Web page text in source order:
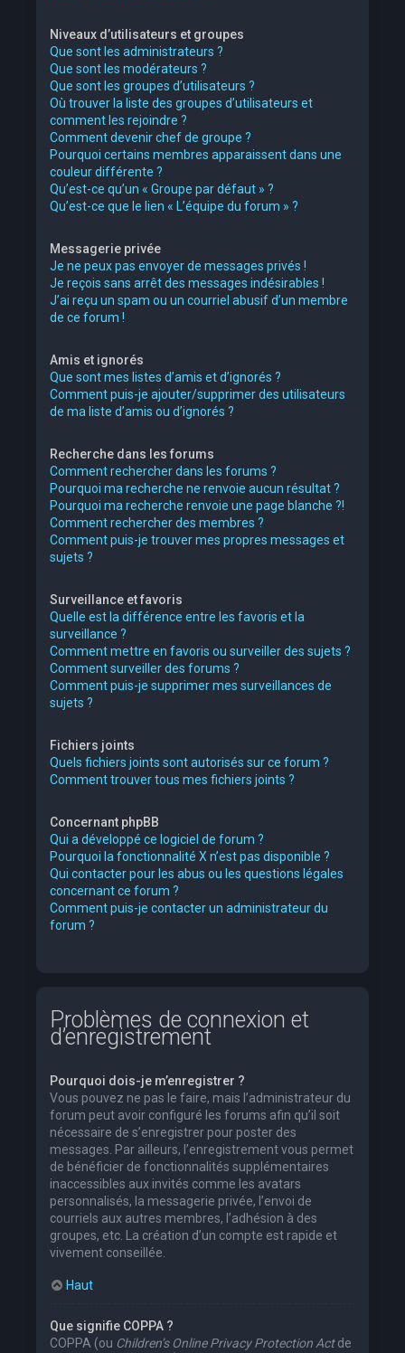
Niveaux d’utilisateurs et groupes
Que sont les administrateurs ?
Que sont les modérateurs ?
Que sont les groupes d’utilisateurs ?
Où trouver la liste des groupes d’utilisateurs et
comment les rejoindre ?
Comment devenir chef de groupe ?
Pourquoi certains membres apparaissent dans une
couleur différente ?
Qu’est-ce qu’un « Groupe par défaut » ?
Qu’est-ce que le lien « L’équipe du forum » ?
Messagerie privée
Je ne peux pas envoyer de messages privés !
Je reçois sans arrêt des messages indésirables !
J’ai reçu un spam ou un courriel abusif d’un membre
de ce forum !
Amis et ignorés
Que sont mes listes d’amis et d’ignorés ?
Comment puis-je ajouter/supprimer des utilisateurs
de ma liste d’amis ou d’ignorés ?
Recherche dans les forums
Comment rechercher dans les forums ?
Pourquoi ma recherche ne renvoie aucun résultat ?
Pourquoi ma recherche renvoie une page blanche ?!
Comment rechercher des membres ?
Comment puis-je trouver mes propres messages et
sujets ?
Surveillance et favoris
Quelle est la différence entre les favoris et la
surveillance ?
Comment mettre en favoris ou surveiller des sujets ?
Comment surveiller des forums ?
Comment puis-je supprimer mes surveillances de
sujets ?
Fichiers joints
Quels fichiers joints sont autorisés sur ce forum ?
Comment trouver tous mes fichiers joints ?
Concernant phpBB
Qui a développé ce logiciel de forum ?
Pourquoi la fonctionnalité X n’est pas disponible ?
Qui contacter pour les abus ou les questions légales
concernant ce forum ?
Comment puis-je contacter un administrateur du
forum ?
Problèmes de connexion et
d’enregistrement
Pourquoi dois-je m’enregistrer ?
Vous pouvez ne pas le faire, mais l’administrateur du
forum peut avoir configuré les forums afin qu’il soit
nécessaire de s’enregistrer pour poster des
messages. Par ailleurs, l’enregistrement vous permet
de bénéficier de fonctionnalités supplémentaires
inaccessibles aux invités comme les avatars
personnalisés, la messagerie privée, l’envoi de
courriels aux autres membres, l’adhésion à des
groupes, etc. La création d’un compte est rapide et
vivement conseillée.
Haut
Que signifie COPPA ?
COPPA (ou Children’s Online Privacy Protection Actde